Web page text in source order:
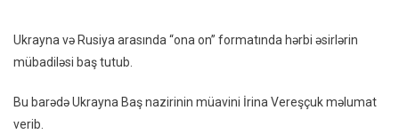
Ukrayna və Rusiya arasında “ona on” formatında hərbi əsirlərin
mübadiləsi baş tutub.
Bu barədə Ukrayna Baş nazirinin müavini İrina Vereşçuk məlumat
verib.